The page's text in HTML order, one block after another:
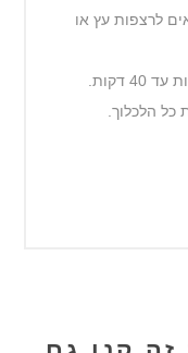
לרצפות עץ או
דקות.
הלכלוך.